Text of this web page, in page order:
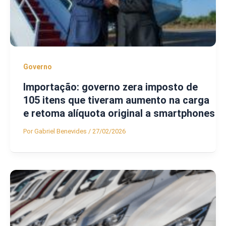
Governo
Importação: governo zera imposto de
105 itens que tiveram aumento na carga
e retoma alíquota original a smartphones
PorGabriel Benevides / 27/02/2026